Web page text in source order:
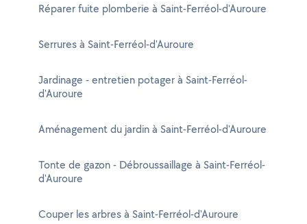
Réparer fuite plomberie à Saint-Ferréol-d'Auroure
Serrures à Saint-Ferréol-d'Auroure
Jardinage - entretien potager à Saint-Ferréol-
d'Auroure
Aménagement du jardin à Saint-Ferréol-d'Auroure
Tonte de gazon - Débroussaillage à Saint-Ferréol-
d'Auroure
Couper les arbres à Saint-Ferréol-d'Auroure